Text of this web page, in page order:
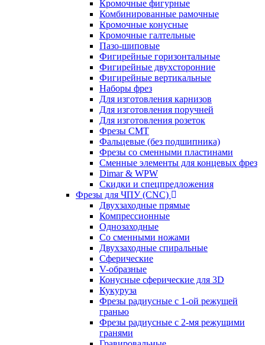
Кромочные фигурные
Комбинированные рамочные
Кромочные конусные
Кромочные галтельные
Пазо-шиповые
Фигирейные горизонтальные
Фигирейные двухсторонние
Фигирейные вертикальные
Наборы фрез
Для изготовления карнизов
Для изготовления поручней
Для изготовления розеток
Фрезы CMT
Фальцевые (без подшипника)
Фрезы со сменными пластинами
Сменные элементы для концевых фрез
Dimar & WPW
Скидки и спецпредложения
Фрезы для ЧПУ (CNC)
Двухзаходные прямые
Компрессионные
Однозаходные
Со сменными ножами
Двухзаходные спиральные
Сферические
V-образные
Конусные сферические для 3D
Кукуруза
Фрезы радиусные с 1-ой режущей
гранью
Фрезы радиусные с 2-мя режущими
гранями